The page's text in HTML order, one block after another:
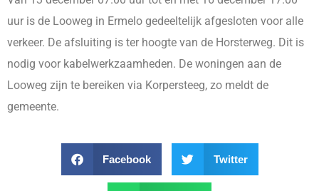
uur is de Looweg in Ermelo gedeeltelijk afgesloten voor alle
verkeer. De afsluiting is ter hoogte van de Horsterweg. Dit is
nodig voor kabelwerkzaamheden. De woningen aan de
Looweg zijn te bereiken via Korpersteeg, zo meldt de
gemeente.
Facebook Twitter